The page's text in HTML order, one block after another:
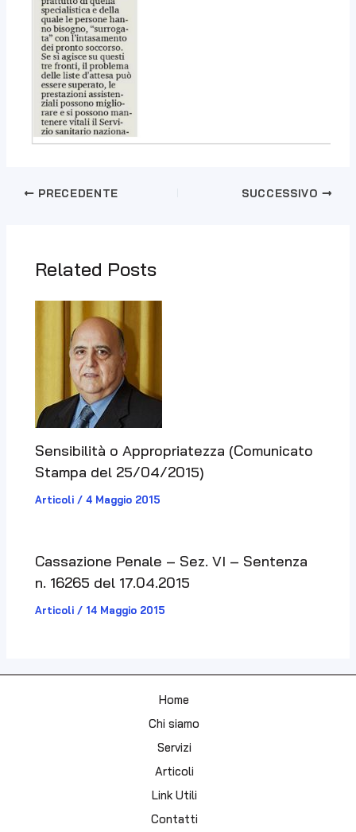
PRECEDENTE SUCCESSIVO
Related Posts
Sensibilità o Appropriatezza (Comunicato
Stampa del 25/04/2015)
Articoli /4 Maggio 2015
Cassazione Penale – Sez. VI – Sentenza
n. 16265 del 17.04.2015
Articoli / 14 Maggio 2015
Home
Chi siamo
Servizi
Articoli
Link Utili
Contatti